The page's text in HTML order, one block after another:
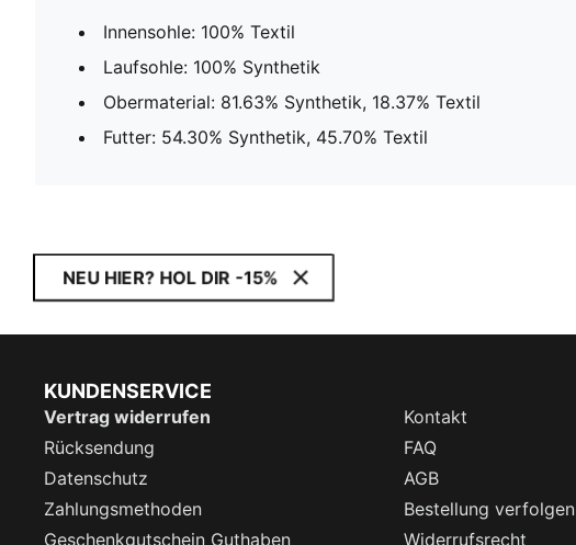
Innensohle: 100% Textil
Laufsohle: 100% Synthetik
Obermaterial: 81.63% Synthetik, 18.37% Textil
Futter: 54.30% Synthetik, 45.70% Textil
NEU HIER? HOL DIR -15%
KUNDENSERVICE
Vertrag widerrufen
Kontakt
Rücksendung
FAQ
Datenschutz
AGB
Zahlungsmethoden
Bestellung verfolgen
Geschenkgutschein Guthaben
Widerrufsrecht